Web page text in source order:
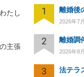
たし
主張
1
2026年7
2 離婚調
2026年8
3 法テラ